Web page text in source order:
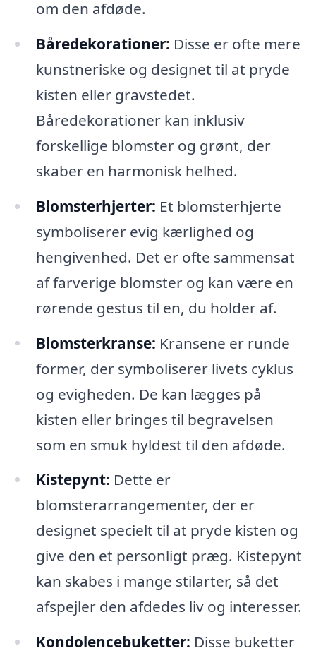
om den afdøde.
Båredekorationer: Disse er ofte mere
kunstneriske og designet til at pryde
kisten eller gravstedet.
Båredekorationer kan inklusiv
forskellige blomster og grønt, der
skaber en harmonisk helhed.
Blomsterhjerter: Et blomsterhjerte
symboliserer evig kærlighed og
hengivenhed. Det er ofte sammensat
af farverige blomster og kan være en
rørende gestus til en, du holder af.
Blomsterkranse: Kransene er runde
former, der symboliserer livets cyklus
og evigheden. De kan lægges på
kisten eller bringes til begravelsen
som en smuk hyldest til den afdøde.
Kistepynt: Dette er
blomsterarrangementer, der er
designet specielt til at pryde kisten og
give den et personligt præg. Kistepynt
kan skabes i mange stilarter, så det
afspejler den afdedes liv og interesser.
Kondolencebuketter: Disse buketter